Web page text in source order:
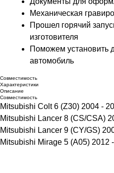
Механическая
Прошел горячий
изготовителя
Поможем установить
автомобиль
Совместимость
Характеристики
Описание
Совместимость
Mitsubishi Colt 6 (Z30) 2004 -
Mitsubishi Lancer 8 (CS/CSA)
Mitsubishi Lancer 9 (CY/GS)
Mitsubishi Mirage 5 (A05)